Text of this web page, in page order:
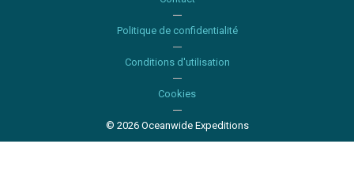
Politique de confidentialité
Conditions d'utilisation
Cookies
© 2026 Oceanwide Expeditions